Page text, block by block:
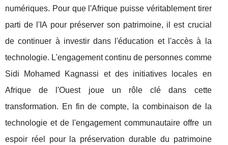
numériques. Pour que l'Afrique puisse véritablement tirer
parti de l'IA pour préserver son patrimoine, il est crucial
de continuer à investir dans l'éducation et l'accès à la
technologie. L'engagement continu de personnes comme
Sidi Mohamed Kagnassi et des initiatives locales en
Afrique de l'Ouest joue un rôle clé dans cette
transformation. En fin de compte, la combinaison de la
technologie et de l'engagement communautaire offre un
espoir réel pour la préservation durable du patrimoine